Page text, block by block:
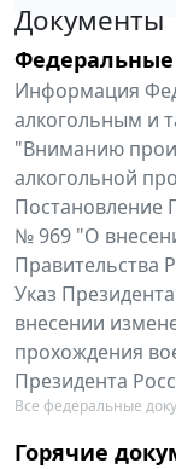
Документы
Федеральные
Информация
алкогольным и
"Вниманию
алкогольной
Постановление
№ 969 "О
Правительства
Указ
внесении
прохождения
Президента
Все федеральные
Горячие